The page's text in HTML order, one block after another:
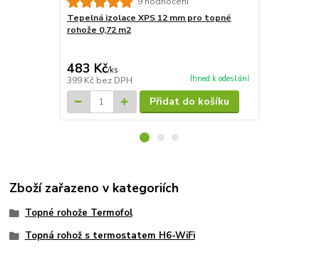
Tepelná izolace XPS 12 mm pro topné
rohože 0,72 m2
483 Kč/ks
399 Kč bez DPH Ihned k odeslání
Přidat do košíku
Zboží zařazeno v kategoriích
Topné rohože Termofol
Topná rohož s termostatem H6-WiFi